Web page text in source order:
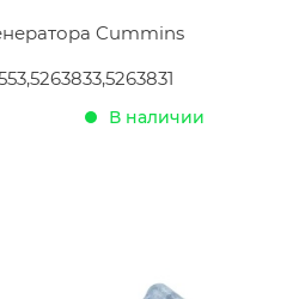
Cummins
В наличии